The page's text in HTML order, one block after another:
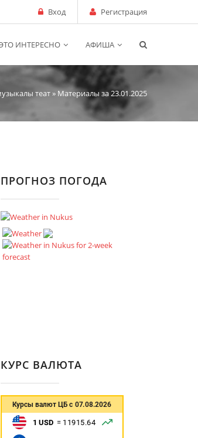
Вход Регистрация
ИНТЕРЕСНО АФИША
теат» Материалы за 23.01.2025
ПРОГНОЗ ПОГОДА
КУРС ВАЛЮТА